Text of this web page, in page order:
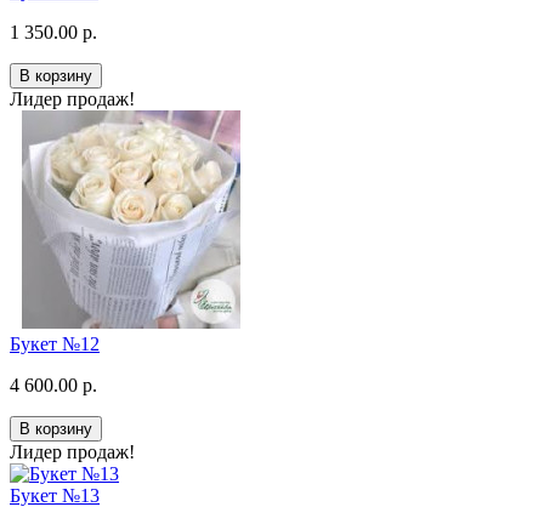
1 350.00 р.
В корзину
Лидер продаж!
Букет №12
4 600.00 р.
В корзину
Лидер продаж!
Букет №13